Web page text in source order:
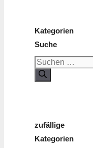
Kategorien
Suche
Suchen
nach:
zufällige
Kategorien